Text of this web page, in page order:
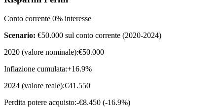
Conto corrente 0% interesse
Scenario: €50.000 sul conto corrente (2020-2024)
2020 (valore nominale):€50.000
Inflazione cumulata:+16.9%
2024 (valore reale):€41.550
Perdita potere acquisto:-€8.450 (-16.9%)